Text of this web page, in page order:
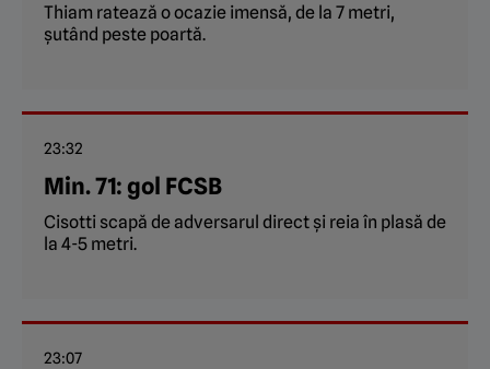
Thiam ratează o ocazie imensă, de la 7 metri,
șutând peste poartă.
23:32
Min. 71: gol FCSB
Cisotti scapă de adversarul direct și reia în plasă de
la 4-5 metri.
23:07